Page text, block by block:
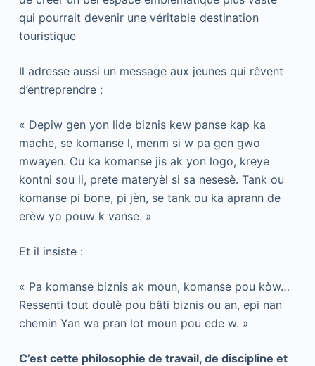
qui pourrait devenir une véritable destination
touristique
Il adresse aussi un message aux jeunes qui rêvent
d’entreprendre :
« Depiw gen yon lide biznis kew panse kap ka
mache, se komanse l, menm si w pa gen gwo
mwayen. Ou ka komanse jis ak yon logo, kreye
kontni sou li, prete materyèl si sa nesesè. Tank ou
komanse pi bone, pi jèn, se tank ou ka aprann de
erèw yo pouw k vanse. »
Et il insiste :
« Pa komanse biznis ak moun, komanse pou kòw…
Ressenti tout doulè pou bâti biznis ou an, epi nan
chemin Yan wa pran lot moun pou ede w. »
C’est cette philosophie de travail, de discipline et